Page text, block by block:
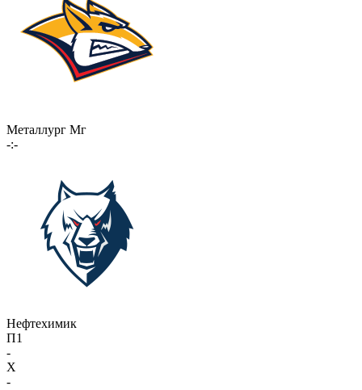
Металлург Мг
-:-
Нефтехимик
П1
-
X
-